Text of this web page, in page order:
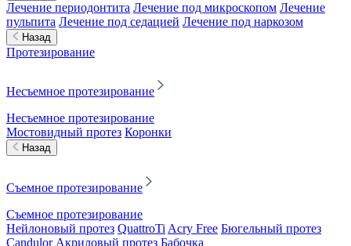
Лечение периодонтита Лечение под микроскопом Лечение
пульпита Лечение под седацией Лечение под наркозом
Назад
Протезирование
Несъемное протезирование
Несъемное протезирование
Мостовидный протез Коронки
Назад
Съемное протезирование
Съемное протезирование
Нейлоновый протез QuattroTi Acry Free Бюгельный протез
Candulor Акриловый протез Бабочка